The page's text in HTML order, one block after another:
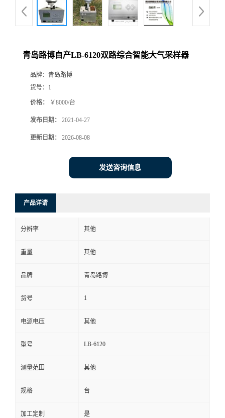
品
系
言
青岛路博自产LB-6120双路综合智能大气采样器
品牌： 青岛路博
货号： 1
价格： ￥8000/台
发布日期： 2021-04-27
更新日期： 2026-08-08
发送咨询信息
产品详请
分辨率 其他
重量 其他
品牌 青岛路博
货号 1
电源电压 其他
型号 LB-6120
测量范围 其他
规格 台
加工定制 是